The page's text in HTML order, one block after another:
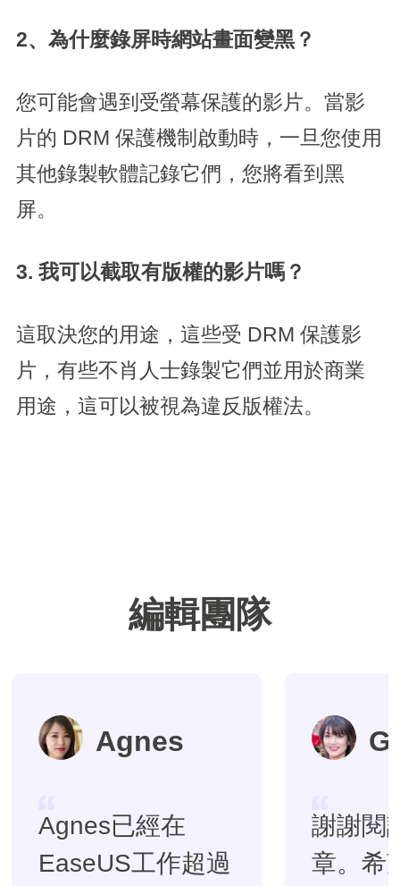
2、為什麼錄屏時網站畫面變黑？
您可能會遇到受螢幕保護的影片。當影
片的 DRM 保護機制啟動時，一旦您使用
其他錄製軟體記錄它們，您將看到黑
屏。
3. 我可以截取有版權的影片嗎？
這取決您的用途，這些受 DRM 保護影
片，有些不肖人士錄製它們並用於商業
用途，這可以被視為違反版權法。
編輯團隊
Agnes
Agnes已經在
EaseUS工作超過
謝謝閱
章。希